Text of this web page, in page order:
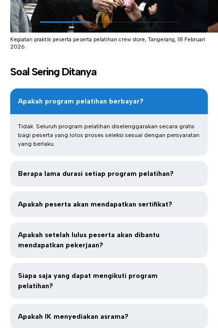
Kegiatan praktik peserta peserta pelatihan crew store, Tangerang, 18 Februari
2026.
Soal Sering Ditanya
Apakah program pelatihan berbayar?
Tidak. Seluruh program pelatihan diselenggarakan secara gratis
bagi peserta yang lolos proses seleksi sesuai dengan persyaratan
yang berlaku.
Berapa lama durasi setiap program pelatihan?
Apakah peserta akan mendapatkan sertifikat?
Apakah setelah lulus peserta akan dibantu
mendapatkan pekerjaan?
Siapa saja yang dapat mengikuti program
pelatihan?
Apakah IK menyediakan asrama?